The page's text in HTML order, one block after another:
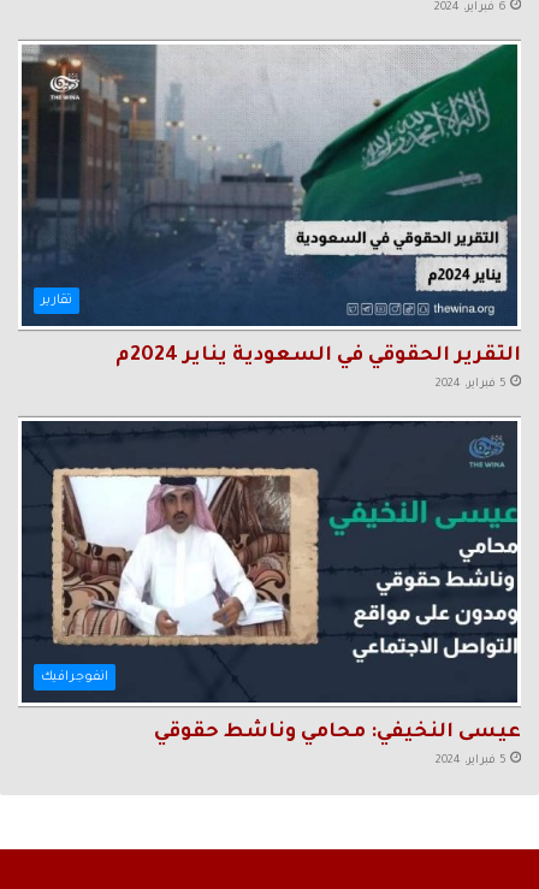
6 فبراير، 2024
تقارير
التقرير الحقوقي في السعودية يناير 2024م
5 فبراير، 2024
انفوجرافيك
عيسى النخيفي: محامي وناشط حقوقي
5 فبراير، 2024